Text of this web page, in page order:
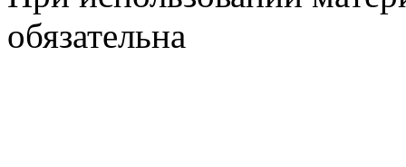
обязательна